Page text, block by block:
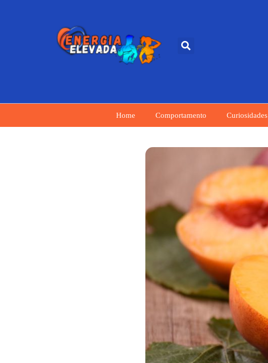
Home Comportamento Curiosidades